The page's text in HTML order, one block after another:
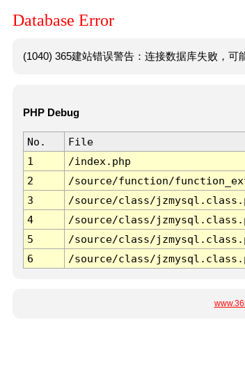
Database Error
(1040) 365建站错误警告：连接数据库失败，可
PHP Debug
No. File
1
/index.php
2
/source/function/
3
/source/class/
4
/source/class/
5
/source/class/
6
/source/class/